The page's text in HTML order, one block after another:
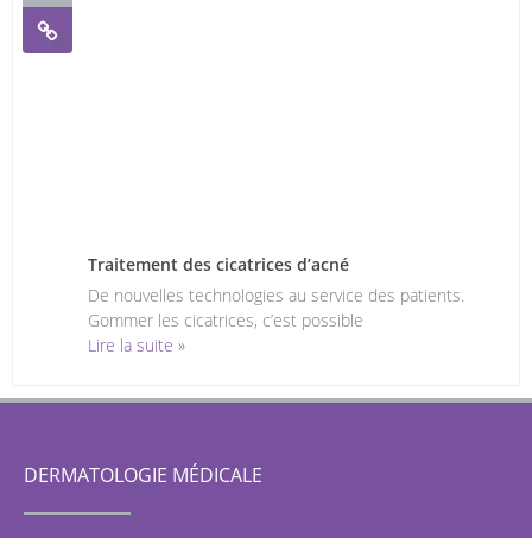
Traitement des cicatrices d’acné
De nouvelles technologies au service des patients.
Gommer les cicatrices, c’est possible
Lire la suite »
DERMATOLOGIE MÉDICALE